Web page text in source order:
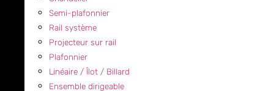
Semi-plafonnier
Rail système
Projecteur sur rail
Plafonnier
Linéaire / Îlot / Billard
Ensemble dirigeable